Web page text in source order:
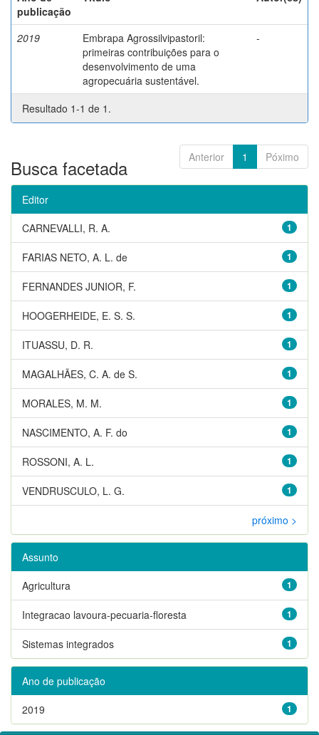
publicação
2019
Embrapa Agrossilvipastoril:
primeiras contribuições para o
desenvolvimento de uma
agropecuária sustentável.
-
Resultado 1-1 de 1.
Anterior 1 Póximo
Busca facetada
Editor
1
CARNEVALLI, R. A.
1
FARIAS NETO, A. L. de
1
FERNANDES JUNIOR, F.
1
HOOGERHEIDE, E. S. S.
1
ITUASSU, D. R.
1
MAGALHÃES, C. A. de S.
1
MORALES, M. M.
1
NASCIMENTO, A. F. do
1
ROSSONI, A. L.
1
VENDRUSCULO, L. G.
próximo >
Assunto
1
Agricultura
1
Integracao lavoura-pecuaria-floresta
1
Sistemas integrados
Ano de publicação
1
2019